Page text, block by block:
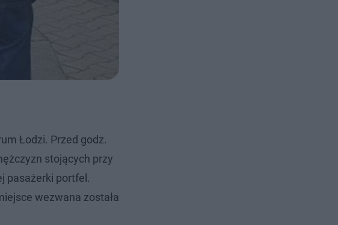
Łodzi. Przed godz.
stojących przy
pasażerki portfel.
wezwana została